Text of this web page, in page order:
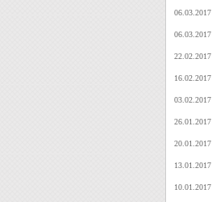
06.03.2017
06.03.2017
22.02.2017
16.02.2017
03.02.2017
26.01.2017
20.01.2017
13.01.2017
10.01.2017